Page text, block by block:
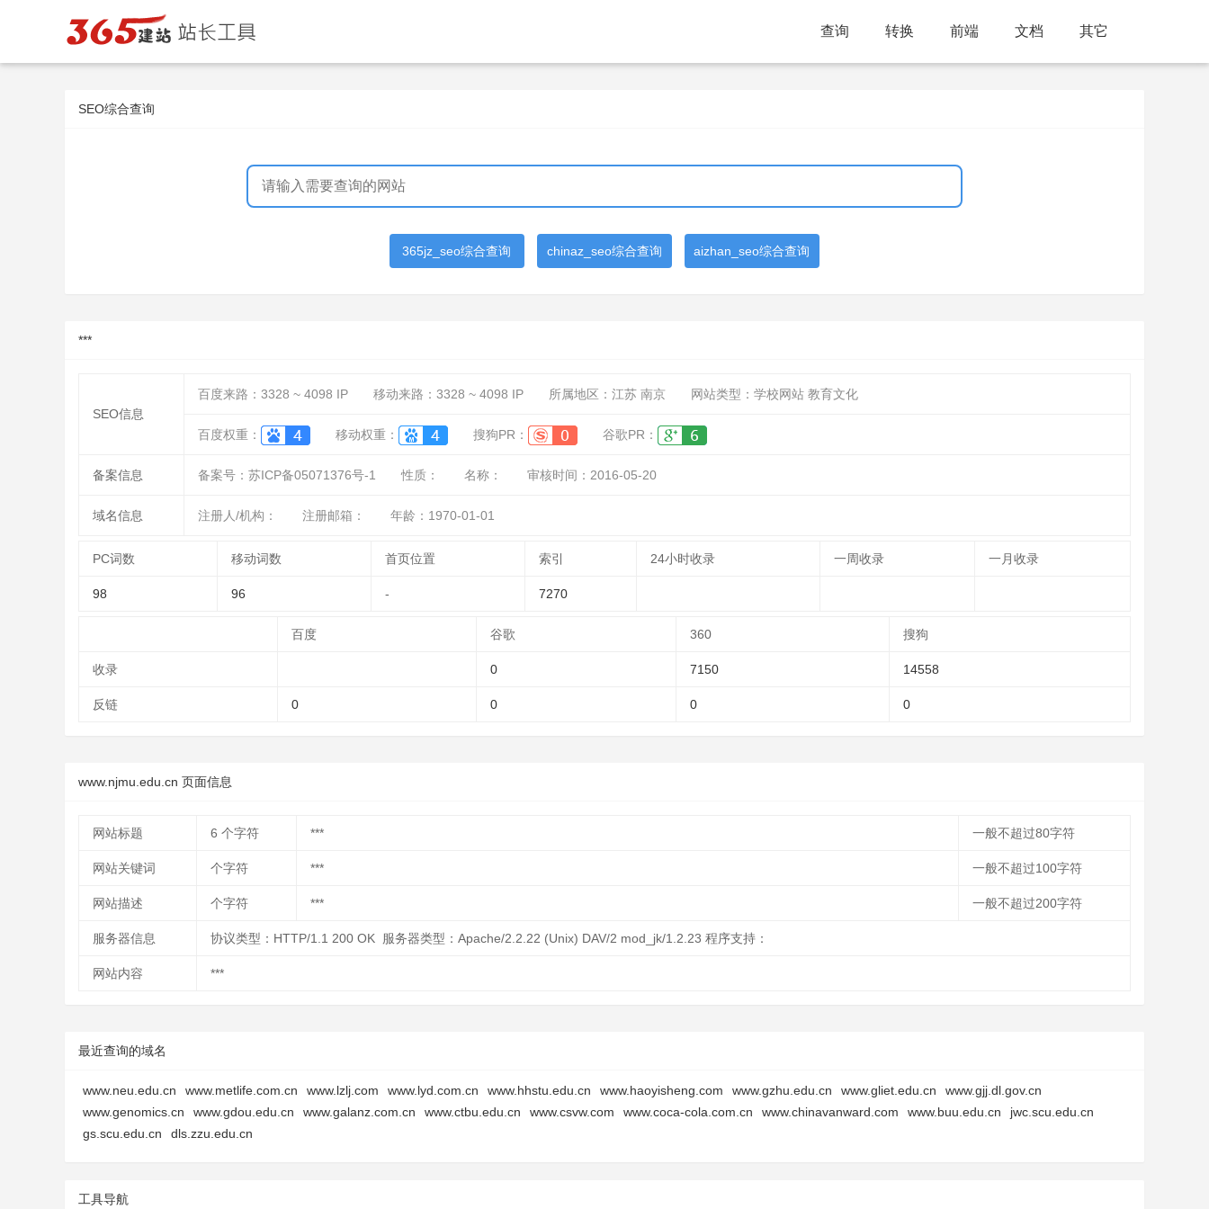
查询 转换 前端 文档 其它
SEO综合查询
365jz_seo综合查询 chinaz_seo综合查询 aizhan_seo综合查询
***
SEO信息
百度来路： 3328 ~ 4098 IP 移动来路： 3328 ~ 4098 IP 所属地区：江苏 南京 网站类型：学校网站 教育文化
百度权重： 移动权重： 搜狗PR： 谷歌PR：
备案信息 备案号：苏ICP备05071376号-1 性质： 名称： 审核时间： 2016-05-20
域名信息 注册人/机构： 注册邮箱： 年龄：1970-01-01
PC词数 移动词数 首页位置 索引 24小时收录 一周收录 一月收录
98 96 - 7270
百度 谷歌 360 搜狗
收录 0 7150 14558
反链 0 0 0 0
www.njmu.edu.cn 页面信息
网站标题 6 个字符 *** 一般不超过80字符
网站关键词 个字符 *** 一般不超过100字符
网站描述 个字符 *** 一般不超过200字符
服务器信息 协议类型：HTTP/1.1 200 OK 服务器类型：Apache/2.2.22 (Unix) DAV/2 mod_jk/1.2.23 程序支持：
网站内容 ***
最近查询的域名
www.neu.edu.cn www.metlife.com.cn www.lzlj.com www.lyd.com.cn www.hhstu.edu.cn www.haoyisheng.com www.gzhu.edu.cn www.gliet.edu.cn
www.gjj.dl.gov.cn
www.genomics.cn
www.gdou.edu.cn www.galanz.com.cn www.ctbu.edu.cn www.csvw.com www.coca-cola.com.cn www.chinavanward.com www.buu.edu.cn
jwc.scu.edu.cn
gs.scu.edu.cn
dls.zzu.edu.cn
工具导航